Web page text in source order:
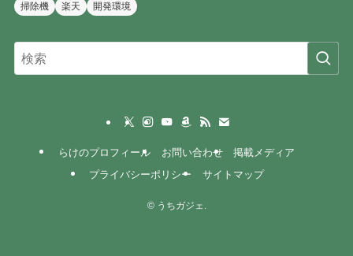
掃除機
楽天 開発環境
らけのプロフィール お問い合わせ
掲載メディア
プライバシーポリシー
サイトマップ
©うちガジェ.